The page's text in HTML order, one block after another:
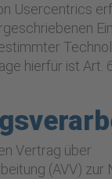
Usercentrics
hierfür ist Art.
Vertrag über
(AVV) zur